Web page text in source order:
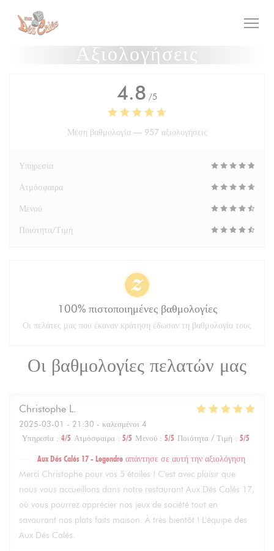
Πίνακας διαχείρισης "Μπισκότων" (Cookies)
Αξιολογήσεις
Οι βαθμολογίες πελατών μας
Christophe L
2025-03-01 - 21:30 - καλεσμένοι 4
Υπηρεσία : 4/5 Ατμόσφαιρα : 5/5 Μενού : 5/5 Ποιότητα / Τιμή : 5/5
Aux Dés Calés 17 - Legendre απάντησε σε αυτή την αξιολόγηση
Merci Christophe pour vos 5 étoiles ! C'est avec plaisir que
nous vous accueillons dans notre restaurant Aux Dés Calés 17,
où vous pourrez apprécier nos jeux de société tout en
savourant nos plats faits maison. À très bientôt ! L'équipe des
Aux Dés Calés.
4.8 /5
Μέση βαθμολογία — 957 αξιολογήσεις
Υπηρεσία
Ατμόσφαιρα
Μενού
Ποιότητα/Τιμή
100% πιστοποιημένες βαθμολογίες
Οι πελάτες μας που έκαναν κράτηση έδωσαν τη βαθμολογία τους